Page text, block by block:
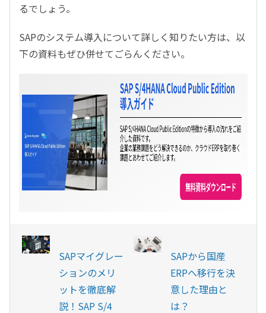
るでしょう。
SAPのシステム導入について詳しく知りたい方は、以
下の資料もぜひ併せてごらんください。
SAPマイグレー
ションのメリ
ットを徹底解
説！SAP S/4
SAPから国産
ERPへ移行を決
意した理由と
は？